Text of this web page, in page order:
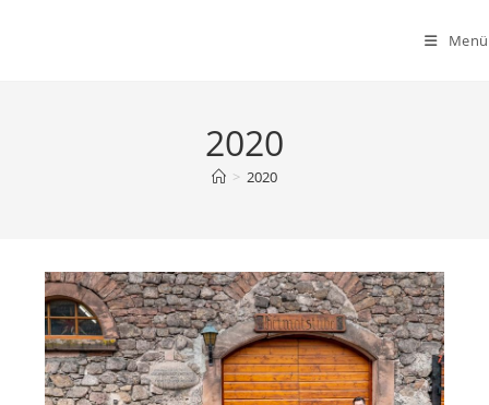
Menü
2020
> 2020